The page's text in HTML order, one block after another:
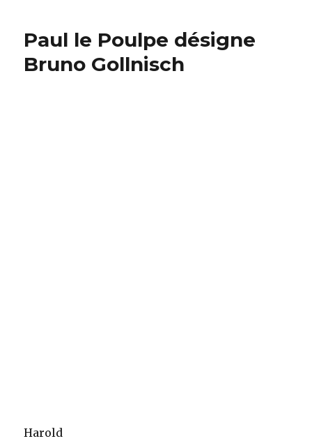
Paul le Poulpe désigne
Bruno Gollnisch
Harold